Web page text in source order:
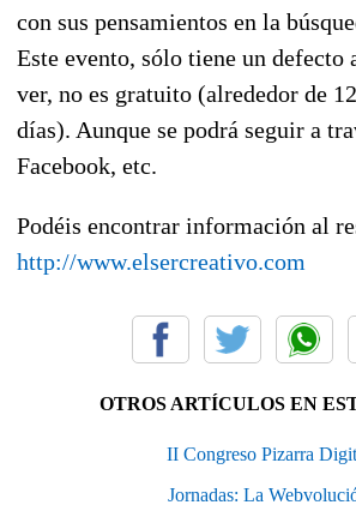
con sus pensamientos en la
Este evento, sólo tiene un defecto
ver, no es gratuito (alrededor de
días). Aunque se podrá seguir a
Facebook, etc.
Podéis encontrar información al
http://www.elsercreativo.com
OTROS ARTÍCULOS EN
II Congreso Pizarra
Jornadas: La